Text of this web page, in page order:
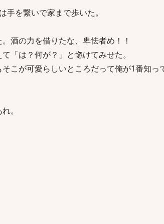
を繋いで家まで歩いた。
酒の力を借りたな、卑怯者め！！
「は？何が？」と惚けてみせた。
こが可愛らしいところだって俺が1番知っ
。